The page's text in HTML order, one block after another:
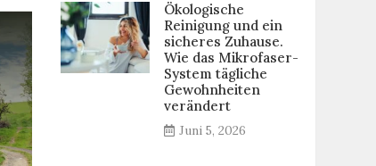
Ökologische
Reinigung und ein
sicheres Zuhause.
Wie das Mikrofaser-
System tägliche
Gewohnheiten
verändert
Juni 5, 2026